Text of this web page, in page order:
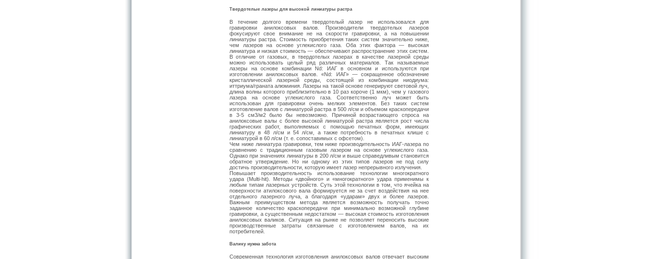
Твердотелые лазеры для высокой линиатуры растра
В течение долгого времени твердотелый лазер не использовался для
гравировки анилоксовых валов. Производители твердотелых лазеров
фокусируют свое внима­ние не на скорости гравировки, а на повы­шении
линиатуры растра. Стоимость при­обретения таких систем значительно ниже,
чем лазеров на основе углекислого газа. Оба этих фактора — высокая
линиатура и низкая стоимость — обеспечивают распространение этих систем.
В отличие от газовых, в твердотелых лазерах в каче­стве лазерной среды
можно использовать целый ряд различных материалов. Так на­зываемые
лазеры на основе комбинации Nd: ИАГ в основном и используются при
изготовлении анилоксовых валов. «Nd: ИАГ» — сокращенное обозначение
кристаллической лазерной среды, состоя­щей из комбинации ниодиума:
иттриума/граната алюминия. Лазеры на такой основе генерируют световой луч,
длина волны которого приблизительно в 10 раз короче (1 мкм), чем у газового
лазера на основе углекислого газа. Соответственно луч может быть
использован для грави­ровки очень мелких элементов. Без таких систем
изготовление валов с линиатурой растра в 500 л/см и объемом краскопередачи
в 3-5 см3/м2 было бы невозможно. Причиной возрастающего спроса на
анилоксовые валы с более высокой линиату­рой растра является рост числа
графичес­ких работ, выполняемых с помощью печатных форм, имеющих
линиатуру в 48 л/см и 54 л/см, а также потребность в печатных клише с
линиатурой в 60 л/см (т. е. сопоставимых с офсетом).
Чем ниже линиатура гравировки, тем ниже производительность ИАГ-лазера по
сравнению с традиционным газовым лазе­ром на основе углекислого газа.
Однако при значениях линиатуры в 200 л/см и выше справедливым становится
обратное утвер­ждение. Но ни одному из этих типов лазе­ров не под силу
достичь производительности, которую имеет лазер непрерывного излучения.
Повышает производительность использование технологии многократного
удара (Multi-hit). Методы «двойного» и «многократного» удара применимы к
любым типам лазерных устройств. Суть этой технологии в том, что ячейка на
поверхности атилоксового вала формируется не за счет воздействия на нее
отдельного лазерного луча, а благодаря «ударам» двух и более лазеров.
Важным преимуществом метода является возможность получать точно
заданное количество краскопередачи при минимально возможной глубине
гравировки, а существенным недостатком — высокая стоимость изготовления
анилоксовых валиков. Ситуация на рынке не позволяет переносить высокие
производственные затраты связанные с изготовлением валов, на их
потребителей.
Валику нужна забота
Современная технология изготовления анилоксовых валов отвечает высоким